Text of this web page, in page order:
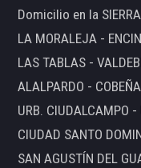
Domicilio en la
LA MORALEJA -
LAS TABLAS -
ALALPARDO -
URB. CIUDALCAMPO
CIUDAD SANTO
SAN AGUSTÍN DEL